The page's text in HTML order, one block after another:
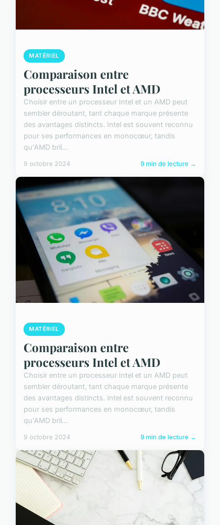
MATÉRIEL
Comparaison entre
processeurs Intel et AMD
Choisir entre un processeur Intel et un AMD peut
sembler déroutant, tant chaque marque présente
des avantages distincts. Intel est souvent reconnu
pour ses performances en monocœur, tandis
qu'AMD bril...
9 octobre 2024 9 min de lecture →
MATÉRIEL
Comparaison entre
processeurs Intel et AMD
Choisir entre un processeur Intel et un AMD peut
sembler déroutant, tant chaque marque présente
des avantages distincts. Intel est souvent reconnu
pour ses performances en monocœur, tandis
qu'AMD bril...
9 octobre 2024 9 min de lecture →